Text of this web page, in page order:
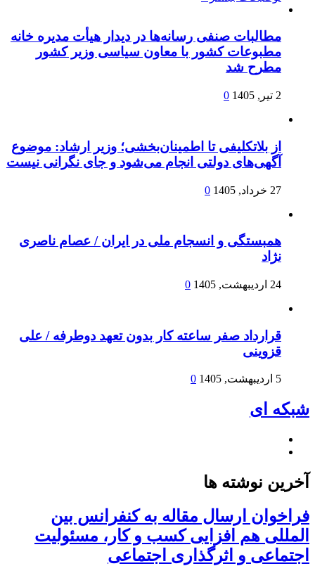
مطالبات صنفی رسانه‌ها در دیدار هیأت مدیره خانه
مطبوعات کشور با معاون سیاسی وزیر کشور
مطرح شد
2 تیر, 1405 0
از بلاتکلیفی تا اطمینان‌بخشی؛ وزیر ارشاد: موضوع
آگهی‌های دولتی انجام می‌شود و جای نگرانی نیست
27 خرداد, 1405 0
همبستگی و انسجام ملی در ایران / عصام ناصری
نژاد
24 اردیبهشت, 1405 0
قرارداد صفر ساعته کار بدون تعهد دوطرفه / علی
قزوینی
5 اردیبهشت, 1405 0
شبکه ای
آخرین نوشته ها
فراخوان ارسال مقاله به کنفرانس بین
المللی هم افزایی کسب و کار، مسئولیت
اجتماعی و اثرگذاری اجتماعی